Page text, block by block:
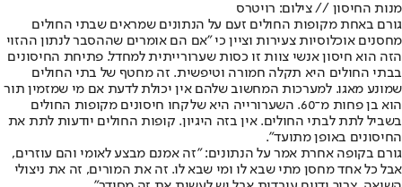
מנות החיסון // צילום: רויטרס
גורם באחת מקופות החולים זעם על הנתונים שמראים שבתי החולים
מחסנים אוכלוסיות צעירות וציין כי "אם הם אומרים שההסבר לנתון ההזוי
הזה הוא חיסון אנשי צוות זו כסות שערורייתית למחדל. פתיחת החיסונים
בבתי החולים היא תקלה חמורה וטיפשית. זה מחטף של בתי החולים
שמונע מאגו. למערכות המחשוב שלהם אין יכולת לדעת אם מי שמזמין תור
הוא בן פחות מ־60. השערורייה היא שלקחו חיסונים מקופות החולים
בשביל לתת לבתי החולים. אין בזה היגיון. קופות החולים יודעות לתת את
החיסונים באופן מתועד".
גורם בקופה אחרת אמר על הנתונים: "זה אמנם מבצע לאומי והם עוזרים,
אבל כל אחד מחסן מתי שבא לו ומי שבא לו. זה את המורים, זה את ניצולי